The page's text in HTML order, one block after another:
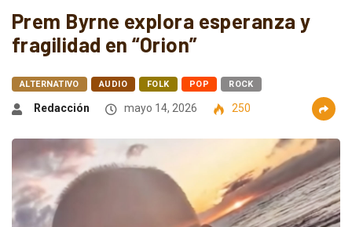
Prem Byrne explora esperanza y
fragilidad en “Orion”
ALTERNATIVO AUDIO FOLK POP ROCK
Redacción mayo 14, 2026 250